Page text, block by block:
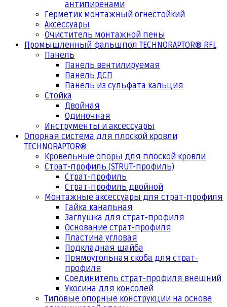
антипиренами
Герметик монтажный огнестойкий
Аксессуары
Очиститель монтажной пены
Промышленный фальшпол TECHNORAPTOR® RFL
Панель
Панель вентилируемая
Панель ДСП
Панель из сульфата кальция
Стойка
Двойная
Одиночная
Инструменты и аксессуары
Опорная система для плоской кровли
TECHNORAPTOR®
Кровельные опоры для плоской кровли
Страт-профиль (STRUT-профиль)
Страт-профиль
Страт-профиль двойной
Монтажные аксессуары для страт-профиля
Гайка канальная
Заглушка для страт-профиля
Основание страт-профиля
Пластина угловая
Подкладная шайба
Прямоугольная скоба для страт-
профиля
Соединитель страт-профиля внешний
Укосина для консолей
Типовые опорные конструкции на основе